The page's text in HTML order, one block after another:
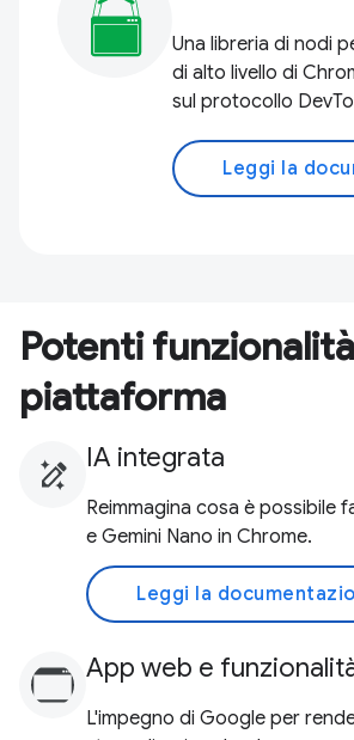
Una libreria di nodi
di alto livello di
sul protocollo
Potenti
piattaforma
IA integrata
Reimmagina cosa è possibile
e Gemini Nano in Chrome.
Leggi la
App web e
L'impegno di Google per